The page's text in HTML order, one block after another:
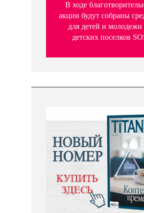
В ходе
акции будут собраны
для детей и молодежи
детских поселков